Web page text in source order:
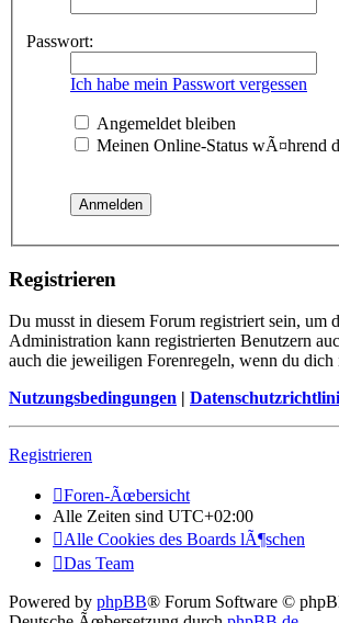
Passwort:
Ich habe mein Passwort vergessen
Angemeldet bleiben
Meinen Online-Status wÃ¤hrend
Registrieren
Du musst in diesem Forum registriert sein,
Administration kann registrierten Benutzern
auch die jeweiligen Forenregeln, wenn du dich
Nutzungsbedingungen |
Registrieren
Foren-Ãœbersicht
Alle Zeiten sind UTC+02:00
Alle Cookies des Boards lÃ¶schen
Das Team
Powered by phpBB® Forum Software ©